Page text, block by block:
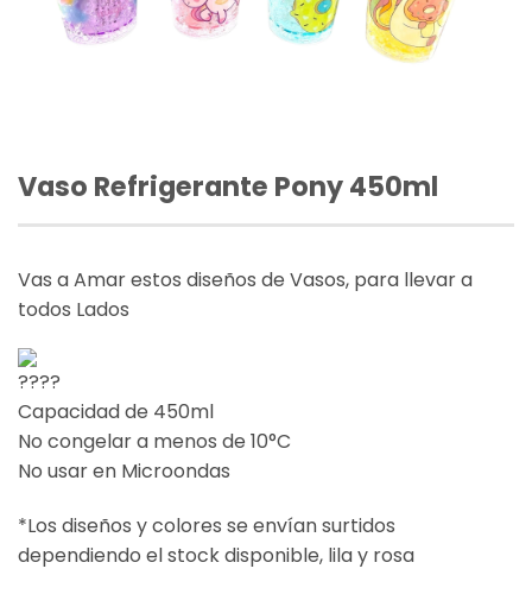
Vaso Refrigerante Pony 450ml
Vas a Amar estos diseños de Vasos, para llevar a
todos Lados
Capacidad de 450ml
No congelar a menos de 10°C
No usar en Microondas
*Los diseños y colores se envían surtidos
dependiendo el stock disponible, lila y rosa